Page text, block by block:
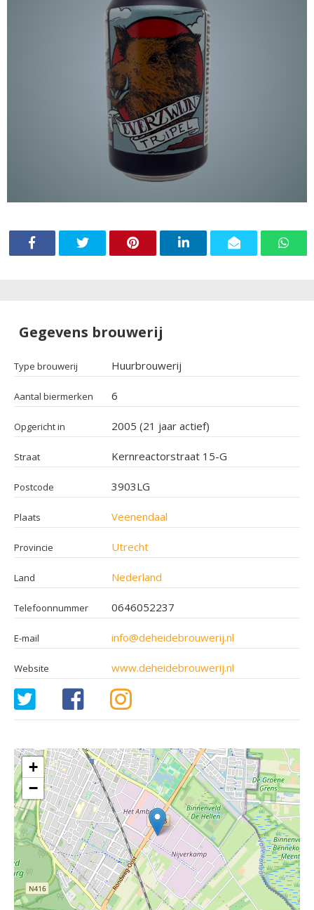
Gegevens brouwerij
Type brouwerij Huurbrouwerij
Aantal biermerken 6
Opgericht in 2005 (21 jaar actief)
Straat Kernreactorstraat 15-G
Postcode 3903LG
Plaats Veenendaal
Provincie Utrecht
Land Nederland
Telefoonnummer 0646052237
E-mail info@deheidebrouwerij.nl
Website www.deheidebrouwerij.nl
+
−